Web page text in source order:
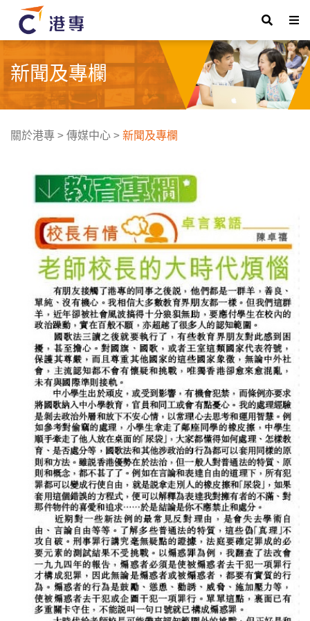
新聞及專欄
關於港專>傳媒中心>新聞及專欄